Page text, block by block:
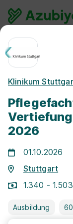
Ausbildung
Stuttgart
Klinikum
2026
01.10.2026
Stuttgart
1.340 -
Ausbildung